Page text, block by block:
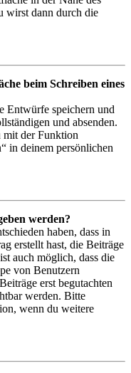
wirst dann durch die
beim Schreiben eines
Entwürfe speichern und
und absenden.
mit der Funktion
in deinem persönlichen
werden?
haben, dass in
erstellt hast, die Beiträge
auch möglich, dass die
von Benutzern
erst begutachten
werden. Bitte
wenn du weitere